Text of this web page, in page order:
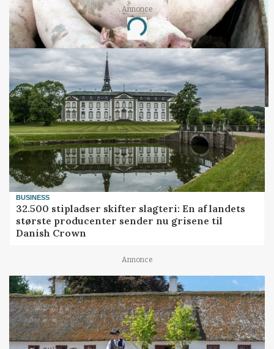
Annonce
Loading...
BUSINESS
32.500 stipladser skifter slagteri: En af landets
største producenter sender nu grisene til
Danish Crown
Annonce